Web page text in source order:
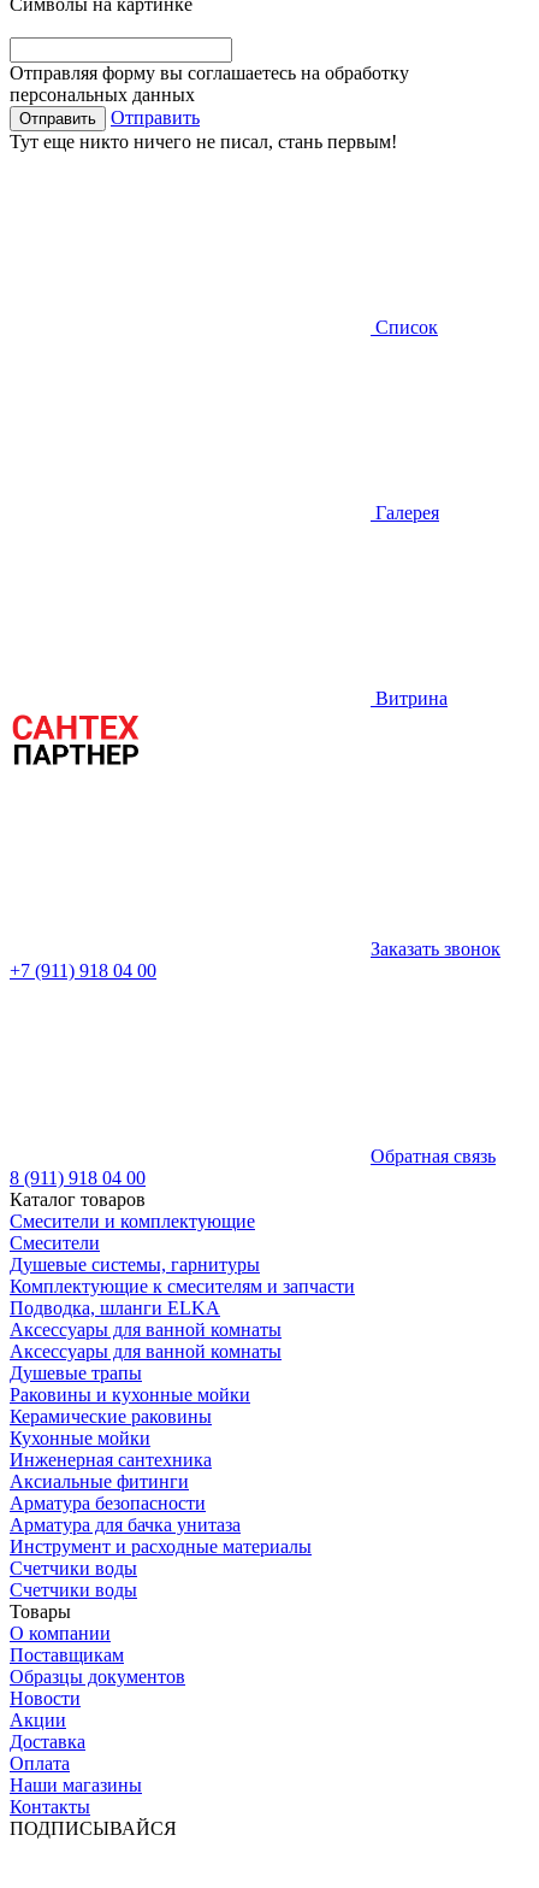
Отправляя форму вы соглашаетесь на обработку
персональных данных
Отправить
Тут еще никто ничего не писал, стань первым!
Список
Галерея
Витрина
Заказать звонок
+7 (911) 918 04 00
Обратная связь
8 (911) 918 04 00
Каталог товаров
Смесители и комплектующие
Смесители
Душевые системы, гарнитуры
Комплектующие к смесителям и запчасти
Подводка, шланги ELKA
Аксессуары для ванной комнаты
Аксессуары для ванной комнаты
Душевые трапы
Раковины и кухонные мойки
Керамические раковины
Кухонные мойки
Инженерная сантехника
Аксиальные фитинги
Арматура безопасности
Арматура для бачка унитаза
Инструмент и расходные материалы
Счетчики воды
Счетчики воды
Товары
О компании
Поставщикам
Образцы документов
Новости
Акции
Доставка
Оплата
Наши магазины
Контакты
ПОДПИСЫВАЙСЯ